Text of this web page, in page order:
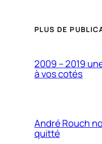
PLUS DE
2009 – 2019
à vos cotés
André Rouch
quitté